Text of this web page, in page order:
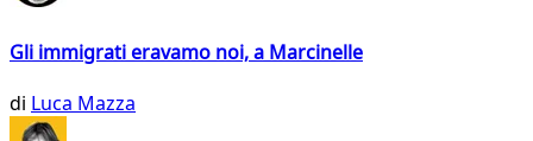
Gli immigrati eravamo noi, a Marcinelle
di Luca Mazza